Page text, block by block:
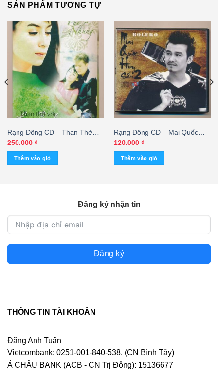
SẢN PHẨM TƯƠNG TỰ
Rạng Đông CD – Than Thở
Với Lục Bình – Phi Nhung
250.000 ₫
Thêm vào giỏ
Rạng Đông CD – Mai Quốc
Huy Sến 2
120.000 ₫
Thêm vào giỏ
Đăng ký nhận tin
Đăng ký
THÔNG TIN TÀI KHOẢN
Đặng Anh Tuấn
Vietcombank: 0251-001-840-538. (CN Bình Tây)
Á CHÂU BANK (ACB - CN Trị Đông): 15136677